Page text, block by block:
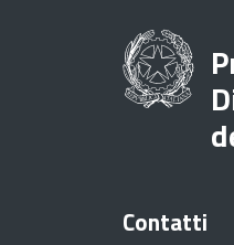
Contatti